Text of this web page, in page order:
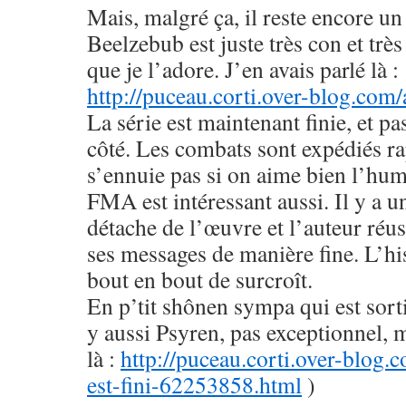
Mais, malgré ça, il reste encore
Beelzebub est juste très con et
que je l’adore. J’en avais parlé là :
http://puceau.corti.over-
La série est maintenant finie, et
côté. Les combats sont expédiés
s’ennuie pas si on aime bien
FMA est intéressant aussi. Il y a
détache de l’œuvre et l’auteur
ses messages de manière fine.
bout en bout de surcroît.
En p’tit shônen sympa qui est
y aussi Psyren, pas exceptionnel,
là : http://puceau.corti.over-
est-fini-62253858.html )